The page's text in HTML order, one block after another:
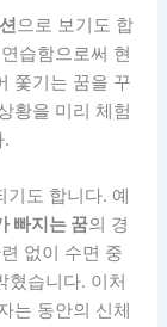
으로 보기도 합
습함으로써 현
쫓기는 꿈을 꾸
황을 미리 체험
.
기도 합니다. 예
빠지는 꿈의 경
없이 수면 중
혔습니다. 이처
는 동안의 신체